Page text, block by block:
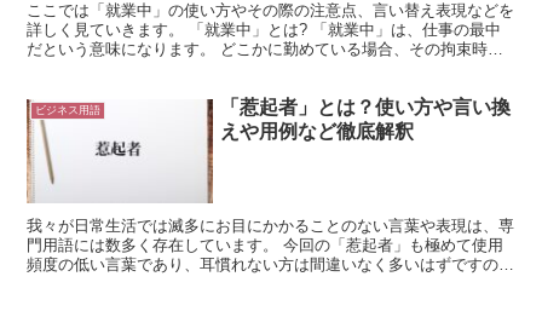
ここでは「就業中」の使い方やその際の注意点、言い替え表現などを
詳しく見ていきます。 「就業中」とは? 「就業中」は、仕事の最中
だという意味になります。 どこかに勤めている場合、その拘束時間
ビジネス用語
「惹起者」とは？使い方や言い換
えや用例など徹底解釈
我々が日常生活では滅多にお目にかかることのない言葉や表現は、専
門用語には数多く存在しています。 今回の「惹起者」も極めて使用
頻度の低い言葉であり、耳慣れない方は間違いなく多いはずですの